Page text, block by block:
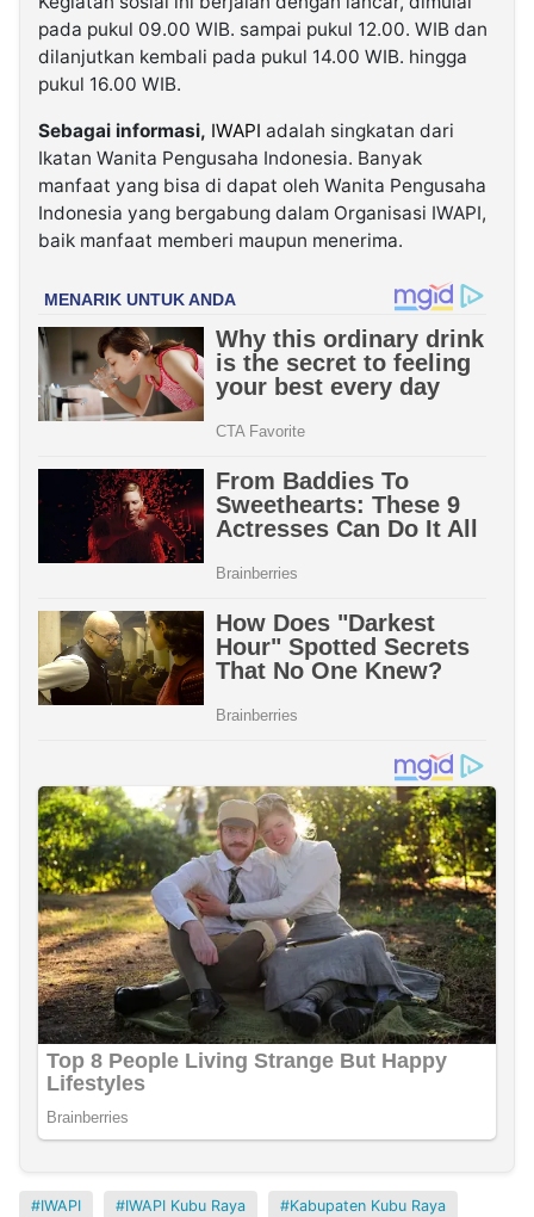
pada pukul 09.00 WIB. sampai pukul 12.00. WIB dan
dilanjutkan kembali pada pukul 14.00 WIB. hingga
pukul 16.00 WIB.
Sebagai informasi, IWAPI adalah singkatan dari
Ikatan Wanita Pengusaha Indonesia. Banyak
manfaat yang bisa di dapat oleh Wanita Pengusaha
Indonesia yang bergabung dalam Organisasi IWAPI,
baik manfaat memberi maupun menerima.
IWAPI IWAPI Kubu Raya Kabupaten Kubu Raya